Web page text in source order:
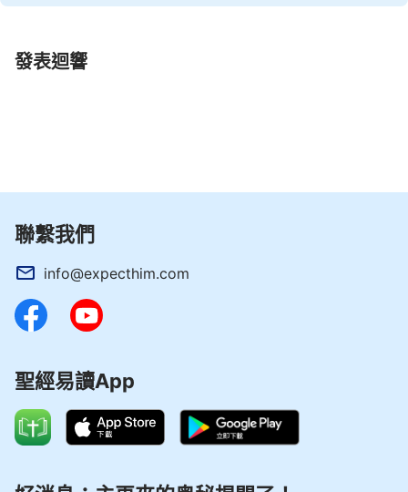
發表迴響
聯繫我們
info@expecthim.com
聖經易讀App